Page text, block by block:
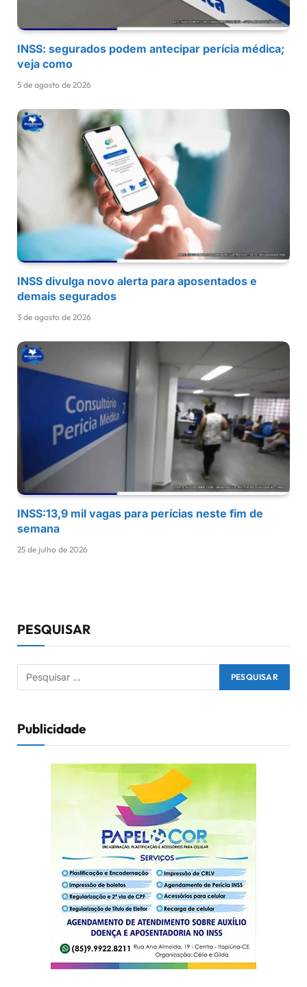
INSS: segurados podem antecipar perícia médica;
veja como
5 de agosto de 2026
INSS divulga novo alerta para aposentados e
demais segurados
3 de agosto de 2026
INSS:13,9 mil vagas para perícias neste fim de
semana
25 de julho de 2026
PESQUISAR
Publicidade